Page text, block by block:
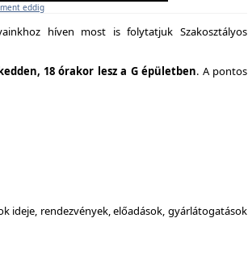
eddig
híven most is folytatjuk Szakosztályos
18 órakor lesz a G épületben. A pontos
ideje, rendezvények, előadások, gyárlátogatások